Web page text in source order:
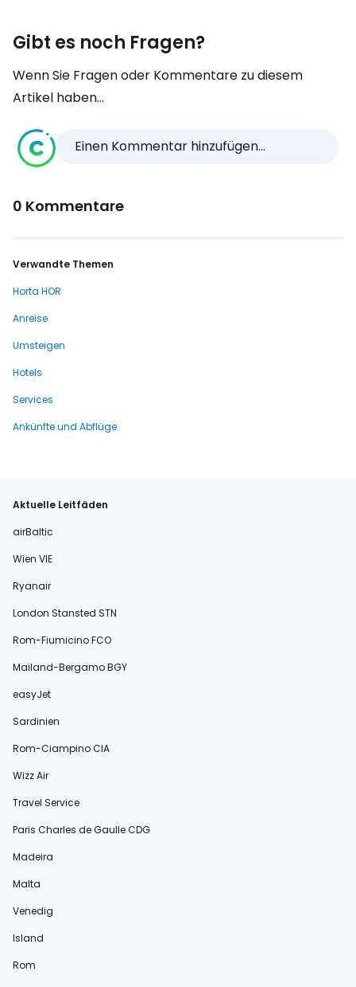
Gibt es noch Fragen?
Wenn Sie Fragen oder Kommentare zu diesem
Artikel haben...
Einen Kommentar hinzufügen...
0 Kommentare
Verwandte Themen
Horta HOR
Anreise
Umsteigen
Hotels
Services
Ankünfte und Abflüge
Aktuelle Leitfäden
airBaltic
Wien VIE
Ryanair
London Stansted STN
Rom-Fiumicino FCO
Mailand-Bergamo BGY
easyJet
Sardinien
Rom-Ciampino CIA
Wizz Air
Travel Service
Paris Charles de Gaulle CDG
Madeira
Malta
Venedig
Island
Rom